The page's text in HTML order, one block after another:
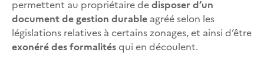
permettent au propriétaire dedisposer d’un
document de gestion durable agréé selon les
législations relatives à certains zonages, et ainsi d’être
exonéré des formalitésqui en découlent.